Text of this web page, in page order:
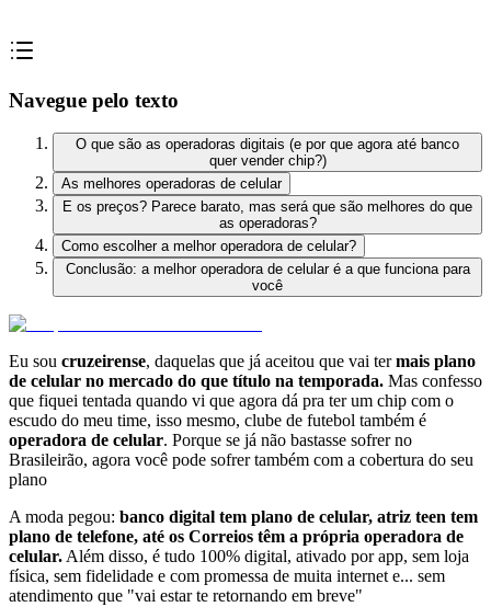
Navegue pelo texto
O que são as operadoras digitais (e por que agora até banco
quer vender chip?)
As melhores operadoras de celular
E os preços? Parece barato, mas será que são melhores do que
as operadoras?
Como escolher a melhor operadora de celular?
Conclusão: a melhor operadora de celular é a que funciona para
você
Eu sou cruzeirense, daquelas que já aceitou que vai termais plano
de celular no mercado do que título na temporada. Mas confesso
que fiquei tentada quando vi que agora dá pra ter um chip com o
escudo do meu time, isso mesmo, clube de futebol também é
operadora de celular. Porque se já não bastasse sofrer no
Brasileirão, agora você pode sofrer também com a cobertura do seu
plano
A moda pegou: banco digital tem plano de celular, atriz teen tem
plano de telefone, até os Correios têm a própria operadora de
celular. Além disso, é tudo 100% digital, ativado por app, sem loja
física, sem fidelidade e com promessa de muita internet e... sem
atendimento que "vai estar te retornando em breve"